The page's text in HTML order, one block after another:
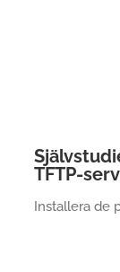
TFTP-
Installera de